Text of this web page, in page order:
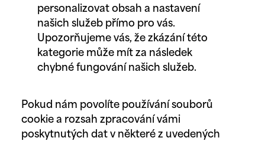
personalizovat obsah a nastavení
našich služeb přímo pro vás.
Upozorňujeme vás, že zkázání této
kategorie může mít za následek
chybné fungování našich služeb.
Pokud nám povolíte používání souborů
cookie a rozsah zpracování vámi
poskytnutých dat v některé z uvedených